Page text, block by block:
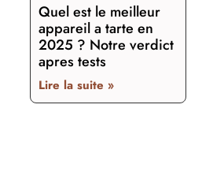
Quel est le meilleur
appareil a tarte en
2025 ? Notre verdict
apres tests
Lire la suite »